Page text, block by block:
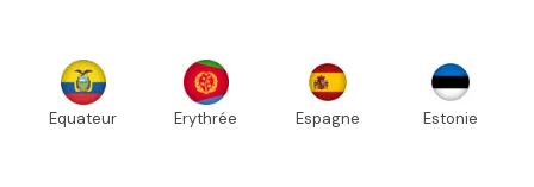
Equateur Erythrée Espagne Estonie